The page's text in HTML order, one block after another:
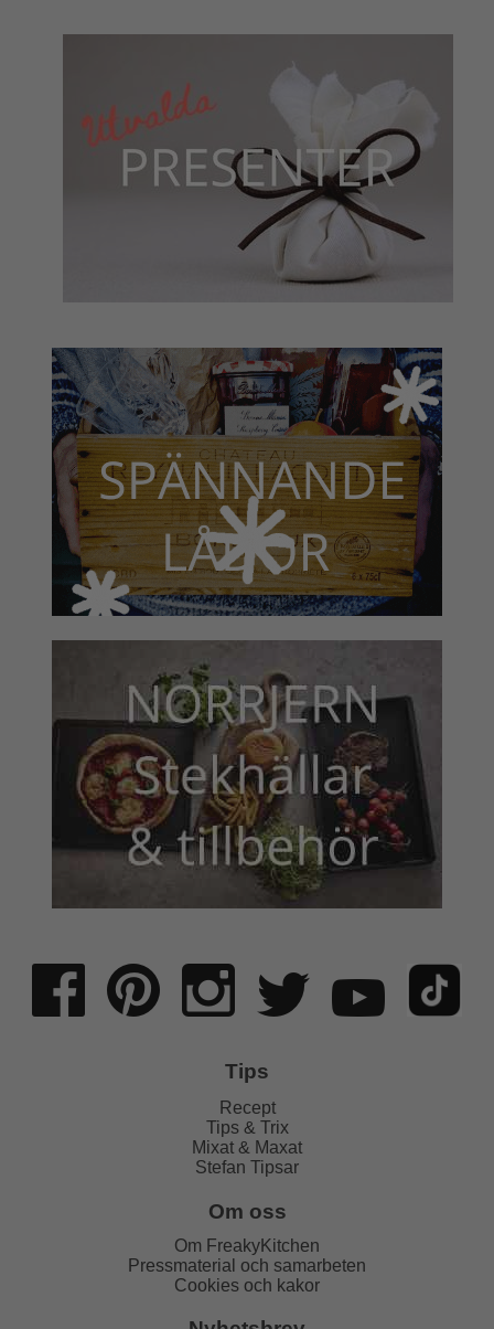
Tips
Recept
Tips & Trix
Mixat & Maxat
Stefan Tipsar
Om oss
Om FreakyKitchen
Pressmaterial och samarbeten
Cookies och kakor